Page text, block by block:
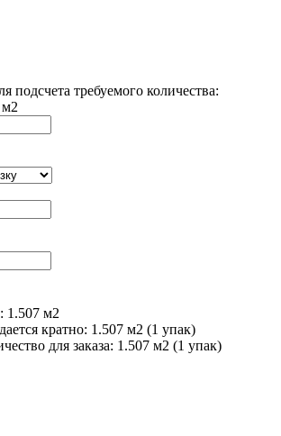
подсчета требуемого количества:
1.507 м2
кратно: 1.507 м2 (1 упак)
для заказа: 1.507 м2 (1 упак)